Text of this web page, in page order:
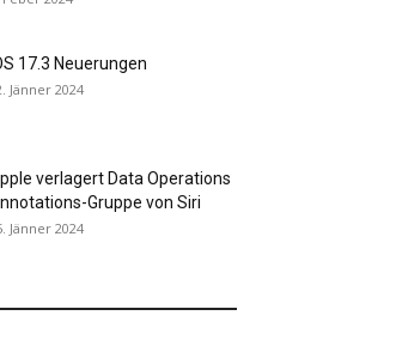
17.3 Neuerungen
Jänner 2024
verlagert Data Operations
Gruppe von Siri
Jänner 2024